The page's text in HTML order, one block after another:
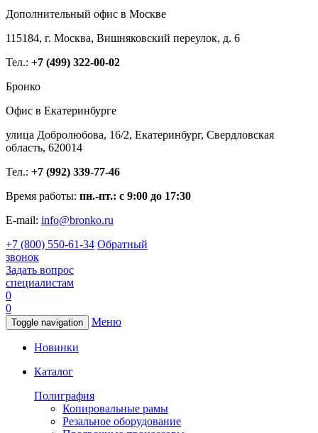
Дополнительный офис в Москве
115184, г. Москва, Вишняковский переулок, д. 6
Тел.: +7 (499) 322-00-02
Бронко
Офис в Екатеринбурге
улица Добролюбова, 16/2, Екатеринбург, Свердловская
область, 620014
Тел.: +7 (992) 339-77-46
Время работы: пн.-пт.: с 9:00 до 17:30
E-mail: info@bronko.ru
+7 (800) 550-61-34 Обратный
звонок
Задать вопрос
специалистам
0
0
Toggle navigation Меню
Новинки
Каталог
Полиграфия
Копировальные рамы
Резальное оборудование